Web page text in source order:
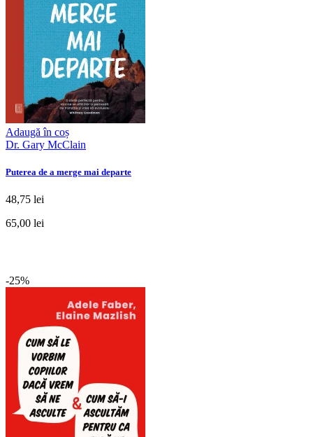
Adaugă în coș
Dr. Gary McClain
Puterea de a merge mai departe
48,75 lei
65,00 lei
-25%